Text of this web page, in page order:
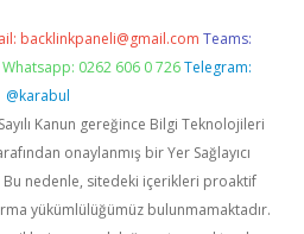
backlinkpaneli@gmail.com Teams:
Whatsapp: 0262 606 0 726 Telegram:
@karabul
Kanun gereğince Bilgi Teknolojileri
onaylanmış bir Yer Sağlayıcı
nedenle, sitedeki içerikleri proaktif
yükümlülüğümüz bulunmamaktadır.